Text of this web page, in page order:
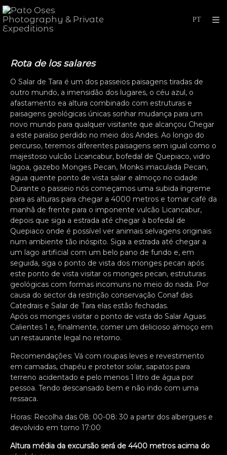
Rota de los salares
O Salar de Tara é um dos passeios paisagens tiradas de
outro mundo, a imensidão dos lugares, o céu azul, o
afastamento ea altura combinado com estruturas e
paisagens geológicas únicas sonhar mudança para um
novo mundo para qualquer visitante que alcançou Chegar
a este paraíso perdido no meio dos Andes. Ao longo do
percurso, teremos diferentes paisagens sem igual como o
majestoso vulcão Licancabur, bofedal de Quepiaco, vidro
lagoa, gazebo Monges Pecan, Monks imaculada Pecan,
água quente ponto de vista salar e almoço no cidade
Durante o passeio nós começamos uma subida íngreme
para as alturas para chegar a 4000 metros e tomar café da
manhã de frente para o imponente vulcão Licancabur,
depois que siga a estrada até chegar à bofedal de
Quepiaco onde é possível ver animais selvagens originais
num ambiente tão inóspito. Siga a estrada até chegar a
um lago artificial com um belo pano de fundo e, em
seguida, siga o ponto de vista dos monges pecan após
este ponto de vista visitar os monges pecan, estruturas
geológicas com formas incomuns no meio do nada. Por
causa do sector da restrição conservação Conaf das
Catedrais e Salar de Tara elas estão fechadas.
Após os monges visitar o ponto de vista do Salar Aguas
Calientes 1 e, finalmente, comer um delicioso almoço em
un restaurante legal no retorno.
Recomendações: Vá com roupas leves e revestimento
em camadas, chapéu e protetor solar, sapatos para
terreno acidentado e pelo menos 1 litro de água por
pessoa. Tendo descansado bem e não indo com uma
ressaca.
Horas: Recolha das 08: 00-08: 30 a partir dos albergues e
devolvido em torno 17:00
Altura média da excursão será de 4400 metros acima do